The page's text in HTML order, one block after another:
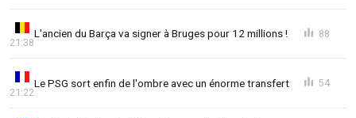
L'ancien du Barça va signer à Bruges pour 12 millions !
21:38
88
Le PSG sort enfin de l'ombre avec un énorme transfert
21:22
54